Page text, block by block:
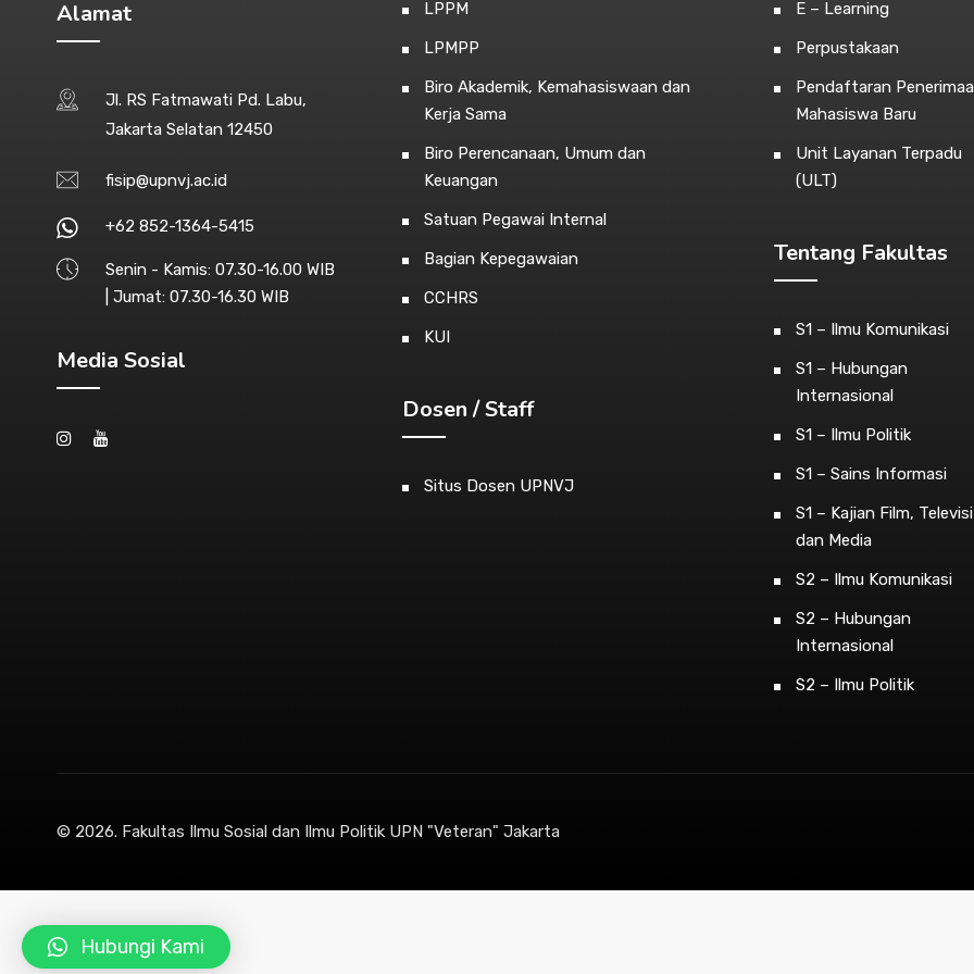
Alamat
Jl. RS Fatmawati Pd. Labu,
Jakarta Selatan 12450
fisip@upnvj.ac.id
+62 852-1364-5415
Senin - Kamis: 07.30-16.00 WIB
| Jumat: 07.30-16.30 WIB
Media Sosial
LPPM
LPMPP
Biro Akademik, Kemahasiswaan dan
Kerja Sama
Biro Perencanaan, Umum dan
Keuangan
Satuan Pegawai Internal
Bagian Kepegawaian
CCHRS
KUI
Dosen / Staff
Situs Dosen UPNVJ
E – Learning
Perpustakaan
Pendaftaran
Mahasiswa Baru
Unit Layanan Terpadu
(ULT)
Tentang Fakultas
S1 – Ilmu Komunikasi
S1 – Hubungan
Internasional
S1 – Ilmu Politik
S1 – Sains Informasi
S1 – Kajian Film, Televisi
dan Media
S2 – Ilmu Komunikasi
S2 – Hubungan
Internasional
S2 – Ilmu Politik
© 2026. Fakultas Ilmu Sosial dan Ilmu Politik UPN "Veteran" Jakarta
Hubungi Kami